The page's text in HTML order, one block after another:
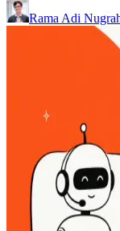
Rama Adi